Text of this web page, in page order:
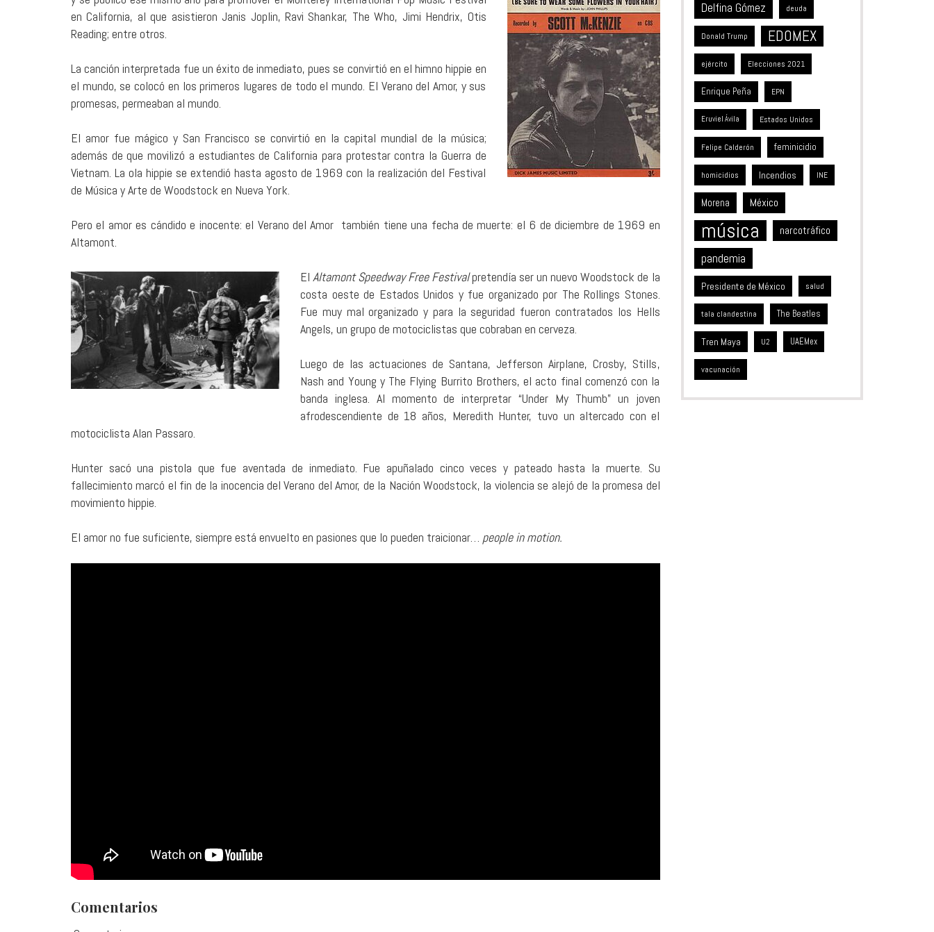
en California, al que asistieron Janis Joplin, Ravi Shankar, The Who, Jimi Hendrix, Otis
Reading; entre otros.
La canción interpretada fue un éxito de inmediato, pues se convirtió en el himno hippie en
el mundo, se colocó en los primeros lugares de todo el mundo. El Verano del Amor, y sus
promesas, permeaban al mundo.
El amor fue mágico y San Francisco se convirtió en la capital mundial de la música;
además de que movilizó a estudiantes de California para protestar contra la Guerra de
Vietnam. La ola hippie se extendió hasta agosto de 1969 con la realización del Festival
de Música y Arte de Woodstock en Nueva York.
Pero el amor es cándido e inocente: el Verano del Amor también tiene una fecha de muerte: el 6 de diciembre de 1969 en
Altamont.
ElAltamont Speedway Free Festivalpretendía ser un nuevo Woodstock de la
costa oeste de Estados Unidos y fue organizado por The Rollings Stones.
Fue muy mal organizado y para la seguridad fueron contratados los Hells
Angels, un grupo de motociclistas que cobraban en cerveza.
Luego de las actuaciones de Santana, Jefferson Airplane, Crosby, Stills,
Nash and Young y The Flying Burrito Brothers, el acto final comenzó con la
banda inglesa. Al momento de interpretar “Under My Thumb” un joven
afrodescendiente de 18 años, Meredith Hunter, tuvo un altercado con el
motociclista Alan Passaro.
Hunter sacó una pistola que fue aventada de inmediato. Fue apuñalado cinco veces y pateado hasta la muerte. Su
fallecimiento marcó el fin de la inocencia del Verano del Amor, de la Nación Woodstock, la violencia se alejó de la promesa del
movimiento hippie.
El amor no fue suficiente, siempre está envuelto en pasiones que lo pueden traicionar… people in motion.
Comentarios
Delfina Gómez deuda
Donald Trump EDOMEX
ejército Elecciones 2021
Enrique Peña EPN
Eruviel Ávila Estados Unidos
Felipe Calderón feminicidio
homicidios Incendios INE
Morena México
música narcotráfico
pandemia
Presidente de México salud
tala clandestina The Beatles
Tren Maya U2 UAEMex
vacunación